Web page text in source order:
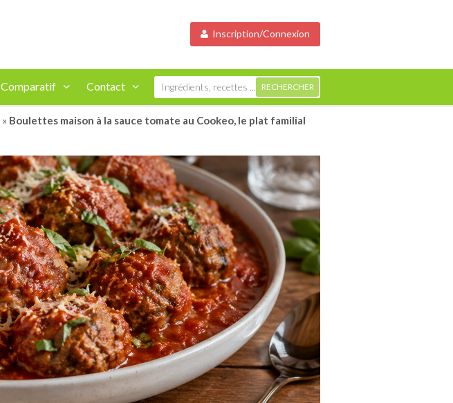
Inscription/Connexion
Comparatif Contact
» Boulettes maison à la sauce tomate au Cookeo, le plat familial